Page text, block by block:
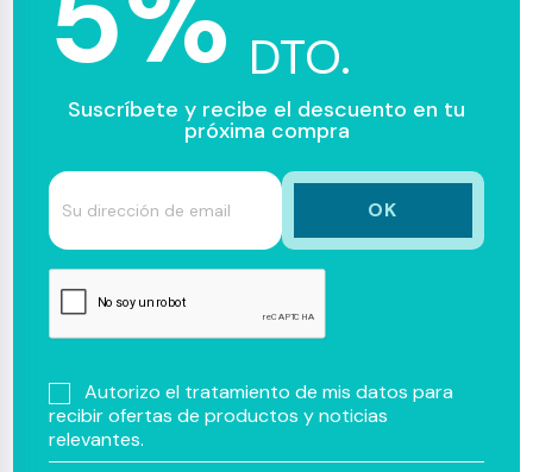
DTO.
Suscríbete y recibe el descuento en tu
próxima compra
Autorizo el tratamiento de mis datos para
recibir ofertas de productos y noticias
relevantes.